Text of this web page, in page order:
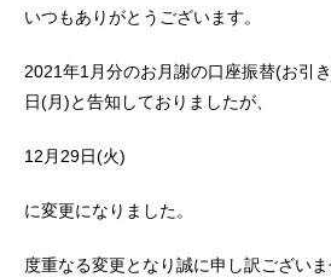
いつもありがとうございます。
2021年1 月分のお月謝の口座振替(お引
日(月)と告知しておりましたが、
12 月 29日(火)
に変更になりました。
度重なる変更となり誠に申し訳ございま